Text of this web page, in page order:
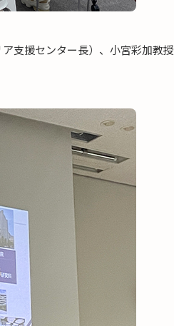
支援センター長）、小宮彩加教授